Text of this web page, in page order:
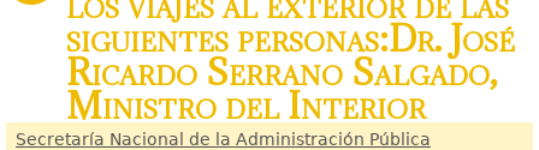
siguientes personas:Dr. José
Ricardo Serrano Salgado,
Ministro del Interior
Secretaría Nacional de la Administración Pública